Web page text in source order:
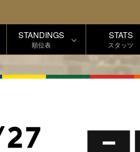
STANDINGS
順位表
STATS
スタッツ